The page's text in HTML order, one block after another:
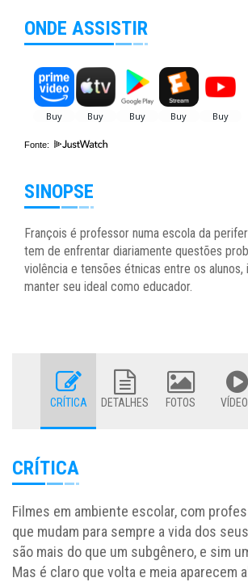
ONDE ASSISTIR
Fonte:
SINOPSE
François é professor numa escola da
tem de enfrentar diariamente questões
violência e tensões étnicas entre os alunos,
manter seu ideal como educador.
CRÍTICA DETALHES FOTOS
CRÍTICA
Filmes em ambiente escolar, com
que mudam para sempre a vida dos
são mais do que um subgênero, e sim
Mas é claro que volta e meia aparecem